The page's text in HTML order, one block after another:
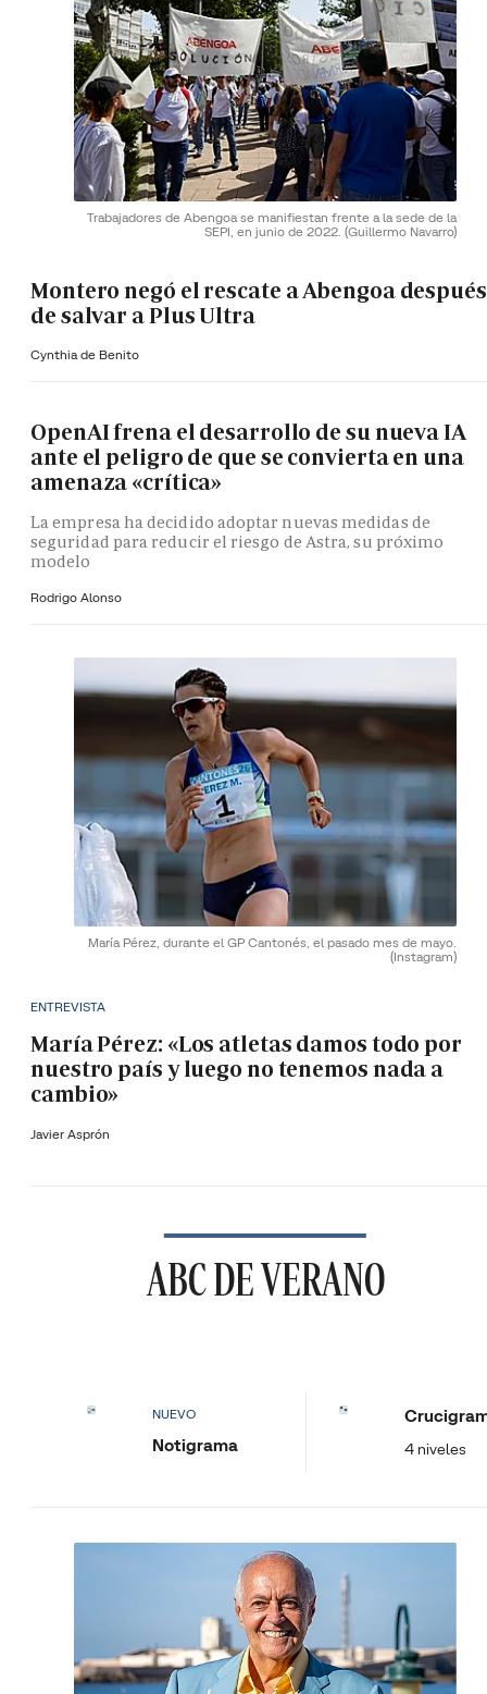
Trabajadores de Abengoa se manifiestan frente a la sede de la
SEPI, en junio de 2022. (Guillermo Navarro)
Montero negó el rescate a Abengoa después
de salvar a Plus Ultra
Cynthia de Benito
OpenAI frena el desarrollo de su nueva IA
ante el peligro de que se convierta en una
amenaza «crítica»
La empresa ha decidido adoptar nuevas medidas de
seguridad para reducir el riesgo de Astra, su próximo
modelo
Rodrigo Alonso
María Pérez, durante el GP Cantonés, el pasado mes de mayo.
(Instagram)
ENTREVISTA
María Pérez: «Los atletas damos todo por
nuestro país y luego no tenemos nada a
cambio»
Javier Asprón
ABC DE VERANO
NUEVO
Notigrama 4 niveles